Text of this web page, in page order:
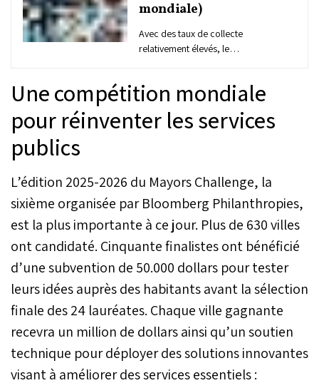
mondiale)
Avec des taux de collecte
relativement élevés, le
en matière de traitement,
valorisation. Face aux
Rapport souligne
l’urgence d’accélérer la
transition vers des
systèmes de gestion
intégrés et des approches
Une compétition mondiale
pour réinventer les services
publics
L’édition 2025-2026 du Mayors Challenge, la
sixième organisée par Bloomberg Philanthropies,
est la plus importante à ce jour. Plus de 630 villes
ont candidaté. Cinquante finalistes ont bénéficié
d’une subvention de 50.000 dollars pour tester
leurs idées auprès des habitants avant la sélection
finale des 24 lauréates. Chaque ville gagnante
recevra un million de dollars ainsi qu’un soutien
technique pour déployer des solutions innovantes
visant à améliorer des services essentiels :